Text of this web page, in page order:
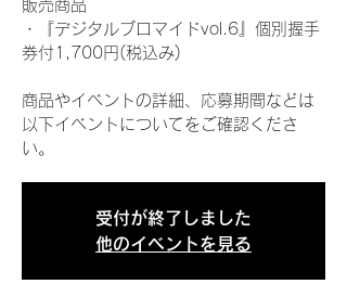
販売商品
・『デジタルブロマイドvol.6』個別握手
券付1,700円(税込み)
商品やイベントの詳細、応募期間などは
以下イベントについてをご確認くださ
い。
受付が終了しました
他のイベントを見る